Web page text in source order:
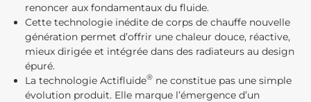
renoncer aux fondamentaux du fluide.
Cette technologie inédite de corps de chauffe nouvelle
génération permet d’offrir une chaleur douce, réactive,
mieux dirigée et intégrée dans des radiateurs au design
épuré.
La technologie Actifluide® ne constitue pas une simple
évolution produit. Elle marque l’émergence d’un